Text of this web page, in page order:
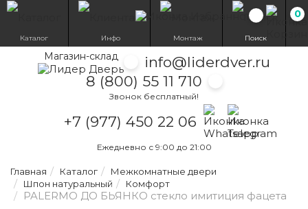
Магазин-склад
info@liderdver.ru
8 (800) 55 11 710
Звонок бесплатный!
+7 (977) 450 22 06
Написать на
Написать на
Ежедневно с 9:00 до 21:00
0
Каталог Инфо Монтаж Поиск
Главная Каталог
Межкомнатные двери
Шпон натуральный
Комфорт
PALERMO ДО БЬЯНКО стекло имитиция фацета